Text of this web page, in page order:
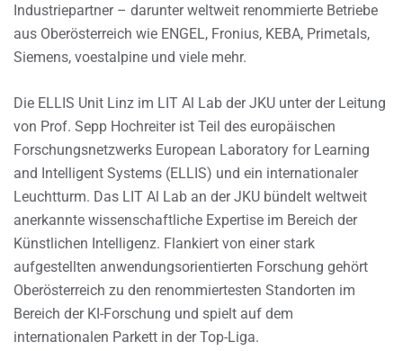
Industriepartner – darunter weltweit renommierte Betriebe
aus Oberösterreich wie ENGEL, Fronius, KEBA, Primetals,
Siemens, voestalpine und viele mehr.
Die ELLIS Unit Linz im LIT Al Lab der JKU unter der Leitung
von Prof. Sepp Hochreiter ist Teil des europäischen
Forschungsnetzwerks European Laboratory for Learning
and Intelligent Systems (ELLIS) und ein internationaler
Leuchtturm. Das LIT Al Lab an der JKU bündelt weltweit
anerkannte wissenschaftliche Expertise im Bereich der
Künstlichen Intelligenz. Flankiert von einer stark
aufgestellten anwendungsorientierten Forschung gehört
Oberösterreich zu den renommiertesten Standorten im
Bereich der KI-Forschung und spielt auf dem
internationalen Parkett in der Top-Liga.